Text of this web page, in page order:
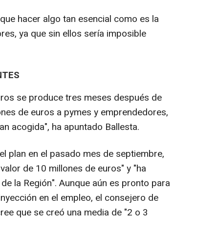
hacer algo tan esencial como es la
ya que sin ellos sería imposible
se produce tres meses después de
de euros a pymes y emprendedores,
acogida", ha apuntado Ballesta.
plan en el pasado mes de septiembre,
de 10 millones de euros" y "ha
la Región". Aunque aún es pronto para
en el empleo, el consejero de
que se creó una media de "2 o 3